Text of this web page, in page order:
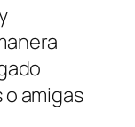
amigas